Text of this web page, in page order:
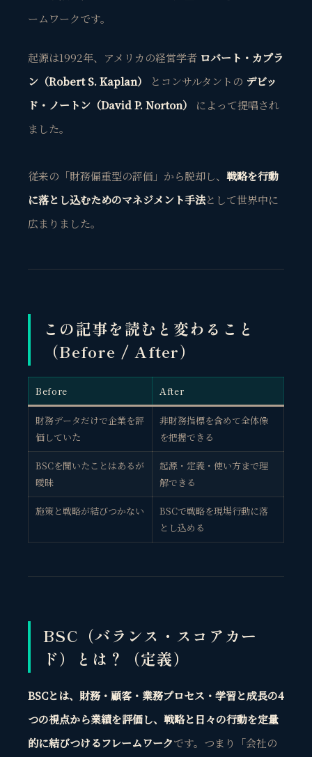
ームワークです。
起源は1992年、アメリカの経営学者 ロバート・カプラ
ン（Robert S. Kaplan）
とコンサルタントの デビッ
ド・ノートン（David P. Norton）
によって提唱され
ました。
従来の「財務偏重型の評価」から脱却し、 戦略を行動
に落とし込むためのマネジメント手法として世界中に
広まりました。
この記事を読むと変わること
（Before / After）
Before After
財務データだけで企業を評
価していた
非財務指標を含めて全体像
を把握できる
BSCを聞いたことはあるが
曖昧
起源・定義・使い方まで理
解できる
施策と戦略が結びつかない
BSCで戦略を現場行動に落
とし込める
BSC（バランス・スコアカー
ド）とは？（定義）
BSCとは、 財務・顧客・業務プロセス・学習と成長の4
つの視点から業績を評価し、戦略と日々の行動を定量
的に結びつけるフレームワークです。つまり「会社の